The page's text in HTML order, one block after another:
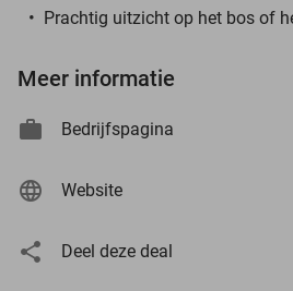
Prachtig uitzicht op het bos of
Meer informatie
Bedrijfspagina
Website
Deel deze deal